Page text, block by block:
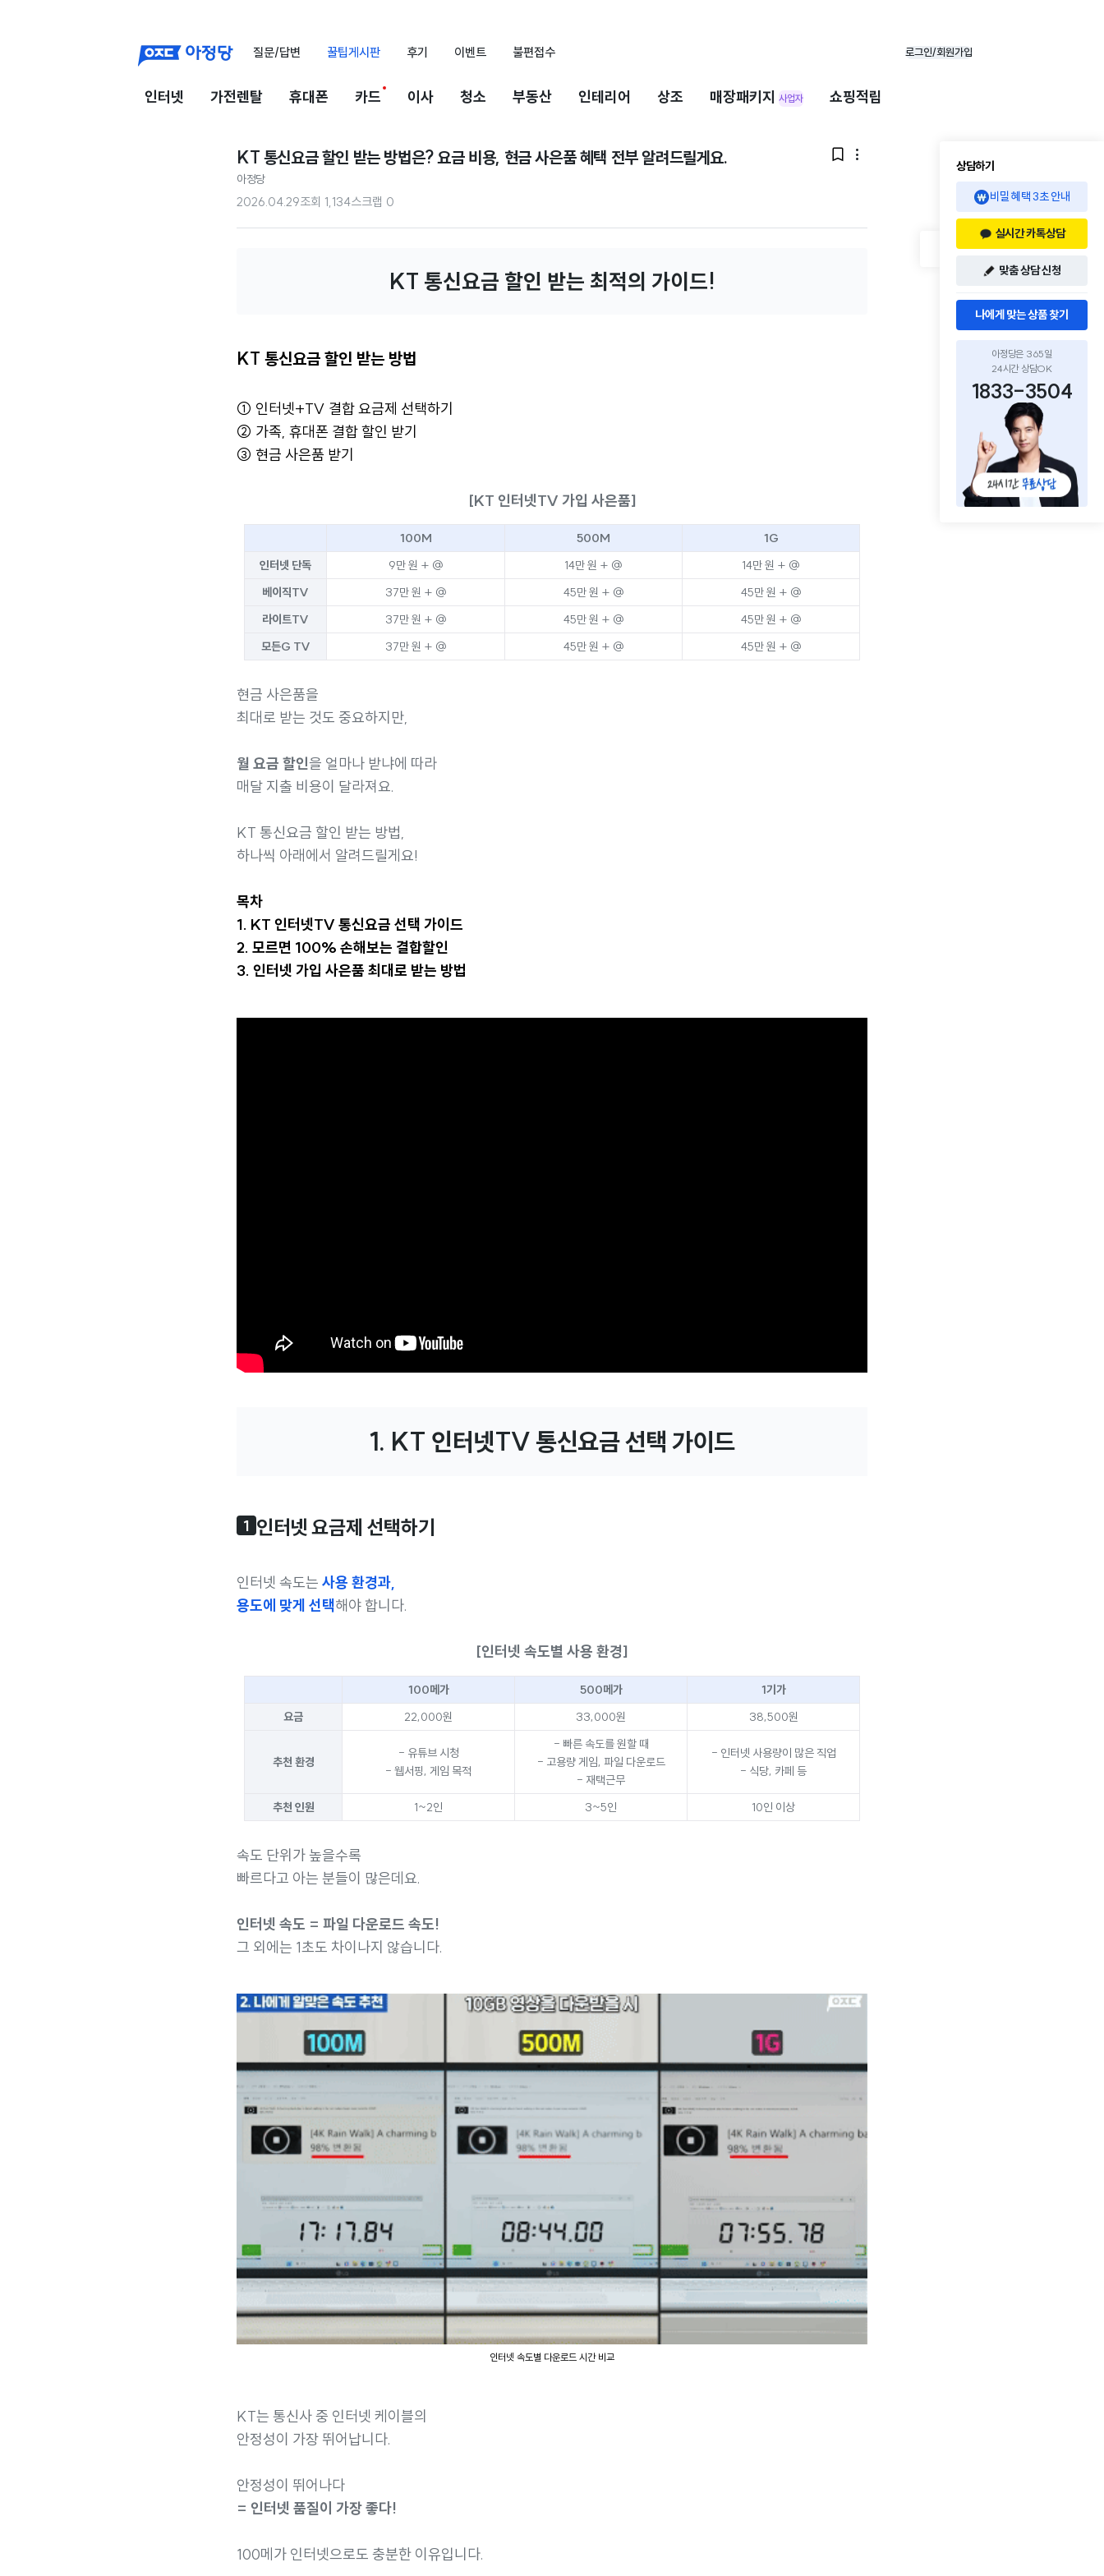
질문/답변 꿀팁게시판 후기 이벤트 불편접수 로그인/회원가입
인터넷 가전렌탈 휴대폰 카드 이사 청소 부동산 인테리어 상조 매장패키지 사업자 쇼핑적립
KT 통신요금 할인 받는 방법은? 요금 비용, 현금 사은품 혜택 전부 알려드릴게요.  
아정당
2026.04.29조회 1,134스크랩 0
KT 통신요금 할인 받는 최적의 가이드!
KT 통신요금 할인 받는 방법
① 인터넷+TV 결합 요금제 선택하기
② 가족, 휴대폰 결합 할인 받기
③ 현금 사은품 받기
[KT 인터넷TV 가입 사은품]
100M 500M
1G
인터넷 단독
9만 원 + @ 14만 원 + @
14만 원 + @
베이직TV
37만 원 + @ 45만 원 + @
45만 원 + @
라이트TV
37만 원 + @ 45만 원 + @
45만 원 + @
모든G TV
37만 원 + @ 45만 원 + @ 45만 원 + @
현금 사은품을
최대로 받는 것도 중요하지만,
월 요금 할인을 얼마나 받냐에 따라
매달 지출 비용이 달라져요.
KT 통신요금 할인 받는 방법,
하나씩 아래에서 알려드릴게요!
목차
1. KT 인터넷TV 통신요금 선택 가이드
2. 모르면 100% 손해보는 결합할인
3. 인터넷 가입 사은품 최대로 받는 방법
1. KT 인터넷TV 통신요금 선택 가이드
1 인터넷 요금제 선택하기
인터넷 속도는 사용 환경과,
용도에 맞게 선택해야 합니다.
[인터넷 속도별 사용 환경]
100메가 500메가
1기가
요금
22,000원 33,000원 38,500원
추천 환경
- 유튜브 시청
- 웹서핑, 게임 목적
- 빠른 속도를 원할 때
- 고용량 게임, 파일 다운로드
- 재택근무
- 인터넷 사용량이 많은 직업
- 식당, 카페 등
추천 인원 1~2인 3~5인 10인 이상
속도 단위가 높을수록
빠르다고 아는 분들이 많은데요.
인터넷 속도 = 파일 다운로드 속도!
그 외에는 1초도 차이나지 않습니다.
인터넷 속도별 다운로드 시간 비교
KT는 통신사 중 인터넷 케이블의
안정성이 가장 뛰어납니다.
안정성이 뛰어나다
= 인터넷 품질이 가장 좋다!
100메가 인터넷으로도 충분한 이유입니다.
상담하기
비밀 혜택 3초 안내
실시간 카톡상담
맞춤 상담 신청
나에게 맞는 상품 찾기
아정당은 365일
24시간 상담OK
1833-3504